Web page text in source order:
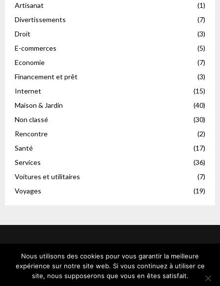
Artisanat
(1)
Divertissements
(7)
Droit
(3)
E-commerces
(5)
Economie
(7)
Financement et prêt
(3)
Internet
(15)
Maison & Jardin
(40)
Non classé
(30)
Rencontre
(2)
Santé
(17)
Services
(36)
Voitures et utilitaires
(7)
Voyages
(19)
Nous utilisons des cookies pour vous garantir la meilleure
expérience sur notre site web. Si vous continuez à utiliser ce
site, nous supposerons que vous en êtes satisfait.